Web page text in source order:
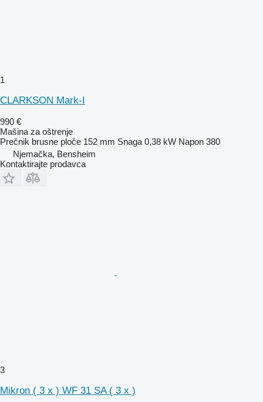
1
CLARKSON Mark-I
990 €
Mašina za oštrenje
Prečnik brusne ploče 152 mm Snaga 0,38 kW Napon 380
Njemačka, Bensheim
Kontaktirajte prodavca
3
Mikron ( 3 x ) WF 31 SA ( 3 x )